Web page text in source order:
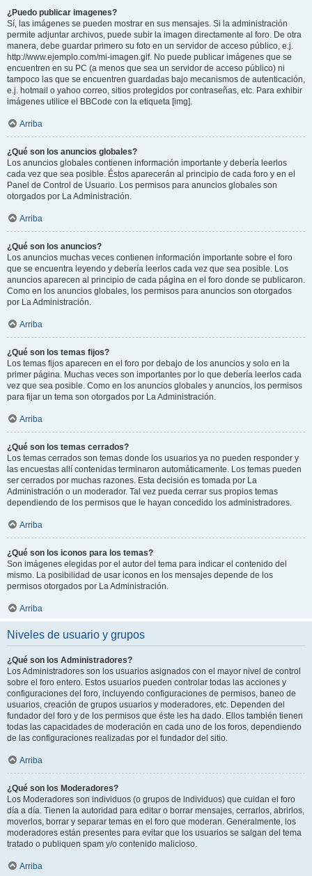
¿Puedo publicar imagenes?
Sí, las imágenes se pueden mostrar en sus mensajes. Si la administración
permite adjuntar archivos, puede subir la imagen directamente al foro. De otra
manera, debe guardar primero su foto en un servidor de acceso público, e.j.
http://www.ejemplo.com/mi-imagen.gif. No puede publicar imágenes que se
encuentren en su PC (a menos que sea un servidor de acceso público) ni
tampoco las que se encuentren guardadas bajo mecanismos de autenticación,
e.j. hotmail o yahoo correo, sitios protegidos por contraseñas, etc. Para exhibir
imágenes utilice el BBCode con la etiqueta [img].
Arriba
¿Qué son los anuncios globales?
Los anuncios globales contienen información importante y debería leerlos
cada vez que sea posible. Éstos aparecerán al principio de cada foro y en el
Panel de Control de Usuario. Los permisos para anuncios globales son
otorgados por La Administración.
Arriba
¿Qué son los anuncios?
Los anuncios muchas veces contienen información importante sobre el foro
que se encuentra leyendo y debería leerlos cada vez que sea posible. Los
anuncios aparecen al principio de cada página en el foro donde se publicaron.
Como en los anuncios globales, los permisos para anuncios son otorgados
por La Administración.
Arriba
¿Qué son los temas fijos?
Los temas fijos aparecen en el foro por debajo de los anuncios y solo en la
primer página. Muchas veces son importantes por lo que debería leerlos cada
vez que sea posible. Como en los anuncios globales y anuncios, los permisos
para fijar un tema son otorgados por La Administración.
Arriba
¿Qué son los temas cerrados?
Los temas cerrados son temas donde los usuarios ya no pueden responder y
las encuestas allí contenidas terminaron automáticamente. Los temas pueden
ser cerrados por muchas razones. Esta decisión es tomada por La
Administración o un moderador. Tal vez pueda cerrar sus propios temas
dependiendo de los permisos que le hayan concedido los administradores.
Arriba
¿Qué son los iconos para los temas?
Son imágenes elegidas por el autor del tema para indicar el contenido del
mismo. La posibilidad de usar iconos en los mensajes depende de los
permisos otorgados por La Administración.
Arriba
Niveles de usuario y grupos
¿Qué son los Administradores?
Los Administradores son los usuarios asignados con el mayor nivel de control
sobre el foro entero. Estos usuarios pueden controlar todas las acciones y
configuraciones del foro, incluyendo configuraciones de permisos, baneo de
usuarios, creación de grupos usuarios y moderadores, etc. Dependen del
fundador del foro y de los permisos que éste les ha dado. Ellos también tienen
todas las capacidades de moderación en cada uno de los foros, dependiendo
de las configuraciones realizadas por el fundador del sitio.
Arriba
¿Qué son los Moderadores?
Los Moderadores son individuos (o grupos de individuos) que cuidan el foro
día a día. Tienen la autoridad para editar o borrar mensajes, cerrarlos, abrirlos,
moverlos, borrar y separar temas en el foro que moderan. Generalmente, los
moderadores están presentes para evitar que los usuarios se salgan del tema
tratado o publiquen spam y/o contenido malicioso.
Arriba